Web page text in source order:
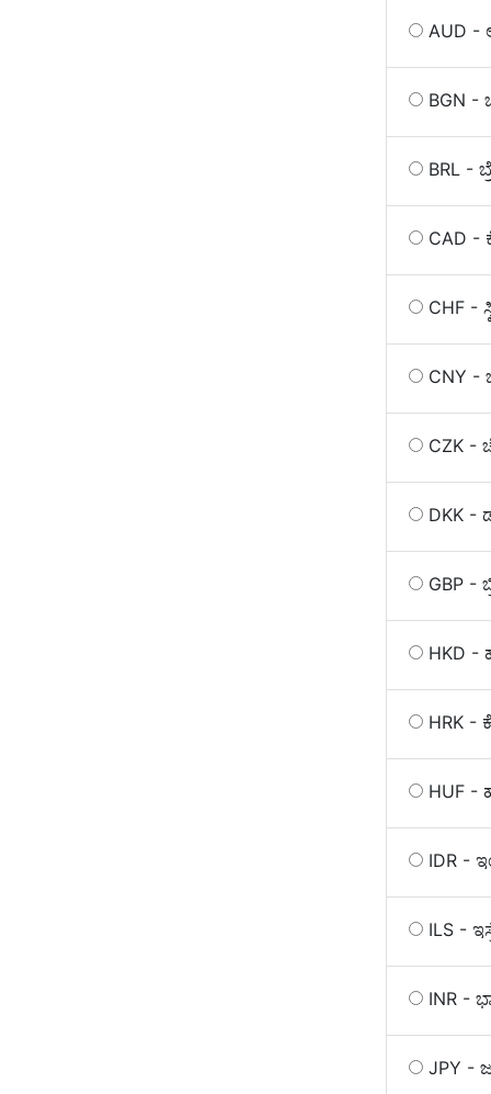
AUD -
BGN
BRL
CAD
CHF -
CNY -
CZK -
DKK -
GBP
HKD -
HRK -
HUF
IDR -
ILS -
INR -
JPY -